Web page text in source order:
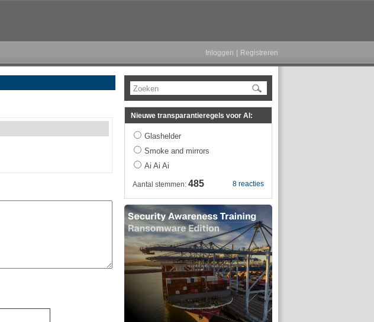
Inloggen Registreren
Zoeken
Nieuwe transparantieregels voor AI:
Glashelder
Smoke and mirrors
Ai Ai Ai
8 reacties
Aantal stemmen: 485